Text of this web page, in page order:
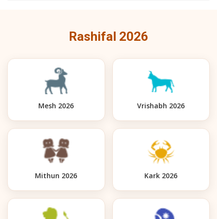
Rashifal 2026
Mesh 2026 Vrishabh 2026
Mithun 2026 Kark 2026